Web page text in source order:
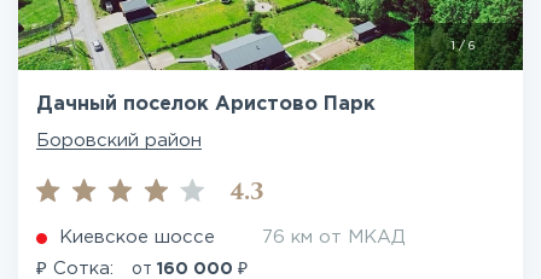
1/6
Дачный поселок Аристово Парк
Боровский район
4.3
Киевское шоссе 76 км от МКАД
₽ Сотка: от 160 000 ₽